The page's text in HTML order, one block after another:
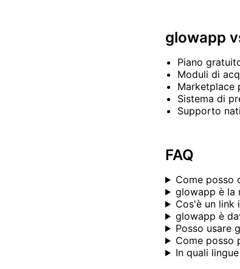
glowapp
Piano
Moduli di
Marketplace
Sistema di
Supporto
FAQ
Come posso
glowapp è la
Cos'è un link
glowapp è
Posso usare
Come posso
In quali